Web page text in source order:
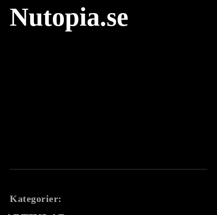
Nutopia.se
Kategorier: